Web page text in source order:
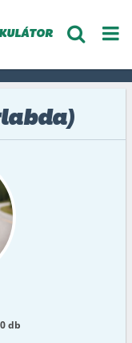
0 db